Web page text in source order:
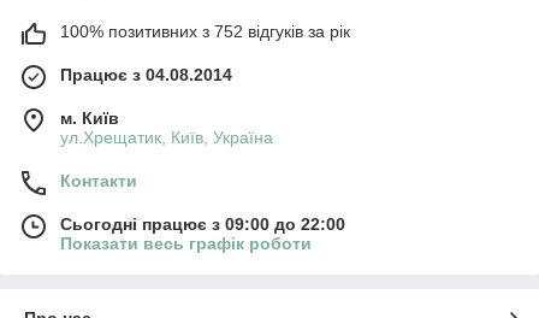
100% позитивних з 752 відгуків за рік
Працює з 04.08.2014
м. Київ
ул.Хрещатик, Київ, Україна
Контакти
Сьогодні працює з 09:00 до 22:00
Показати весь графік роботи